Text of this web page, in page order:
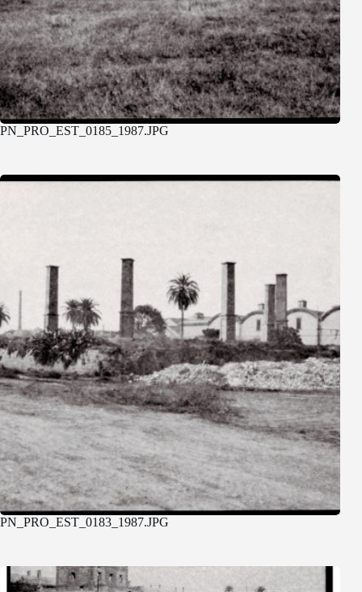
PN_PRO_EST_0185_1987.JPG
PN_PRO_EST_0183_1987.JPG